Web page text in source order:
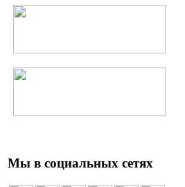
Мы в социальных сетях